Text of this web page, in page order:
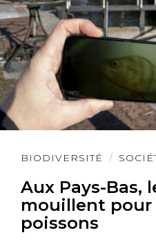
BIODIVERSITÉ
Aux Pays-Bas,
mouillent pour
poissons
Lire